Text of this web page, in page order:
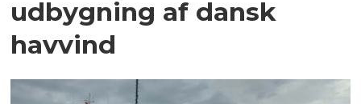
udbygning af dansk
havvind